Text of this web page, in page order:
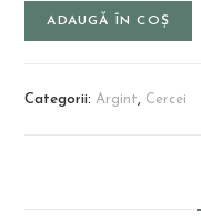
ADAUGĂ ÎN COȘ
Categorii:Argint, Cercei